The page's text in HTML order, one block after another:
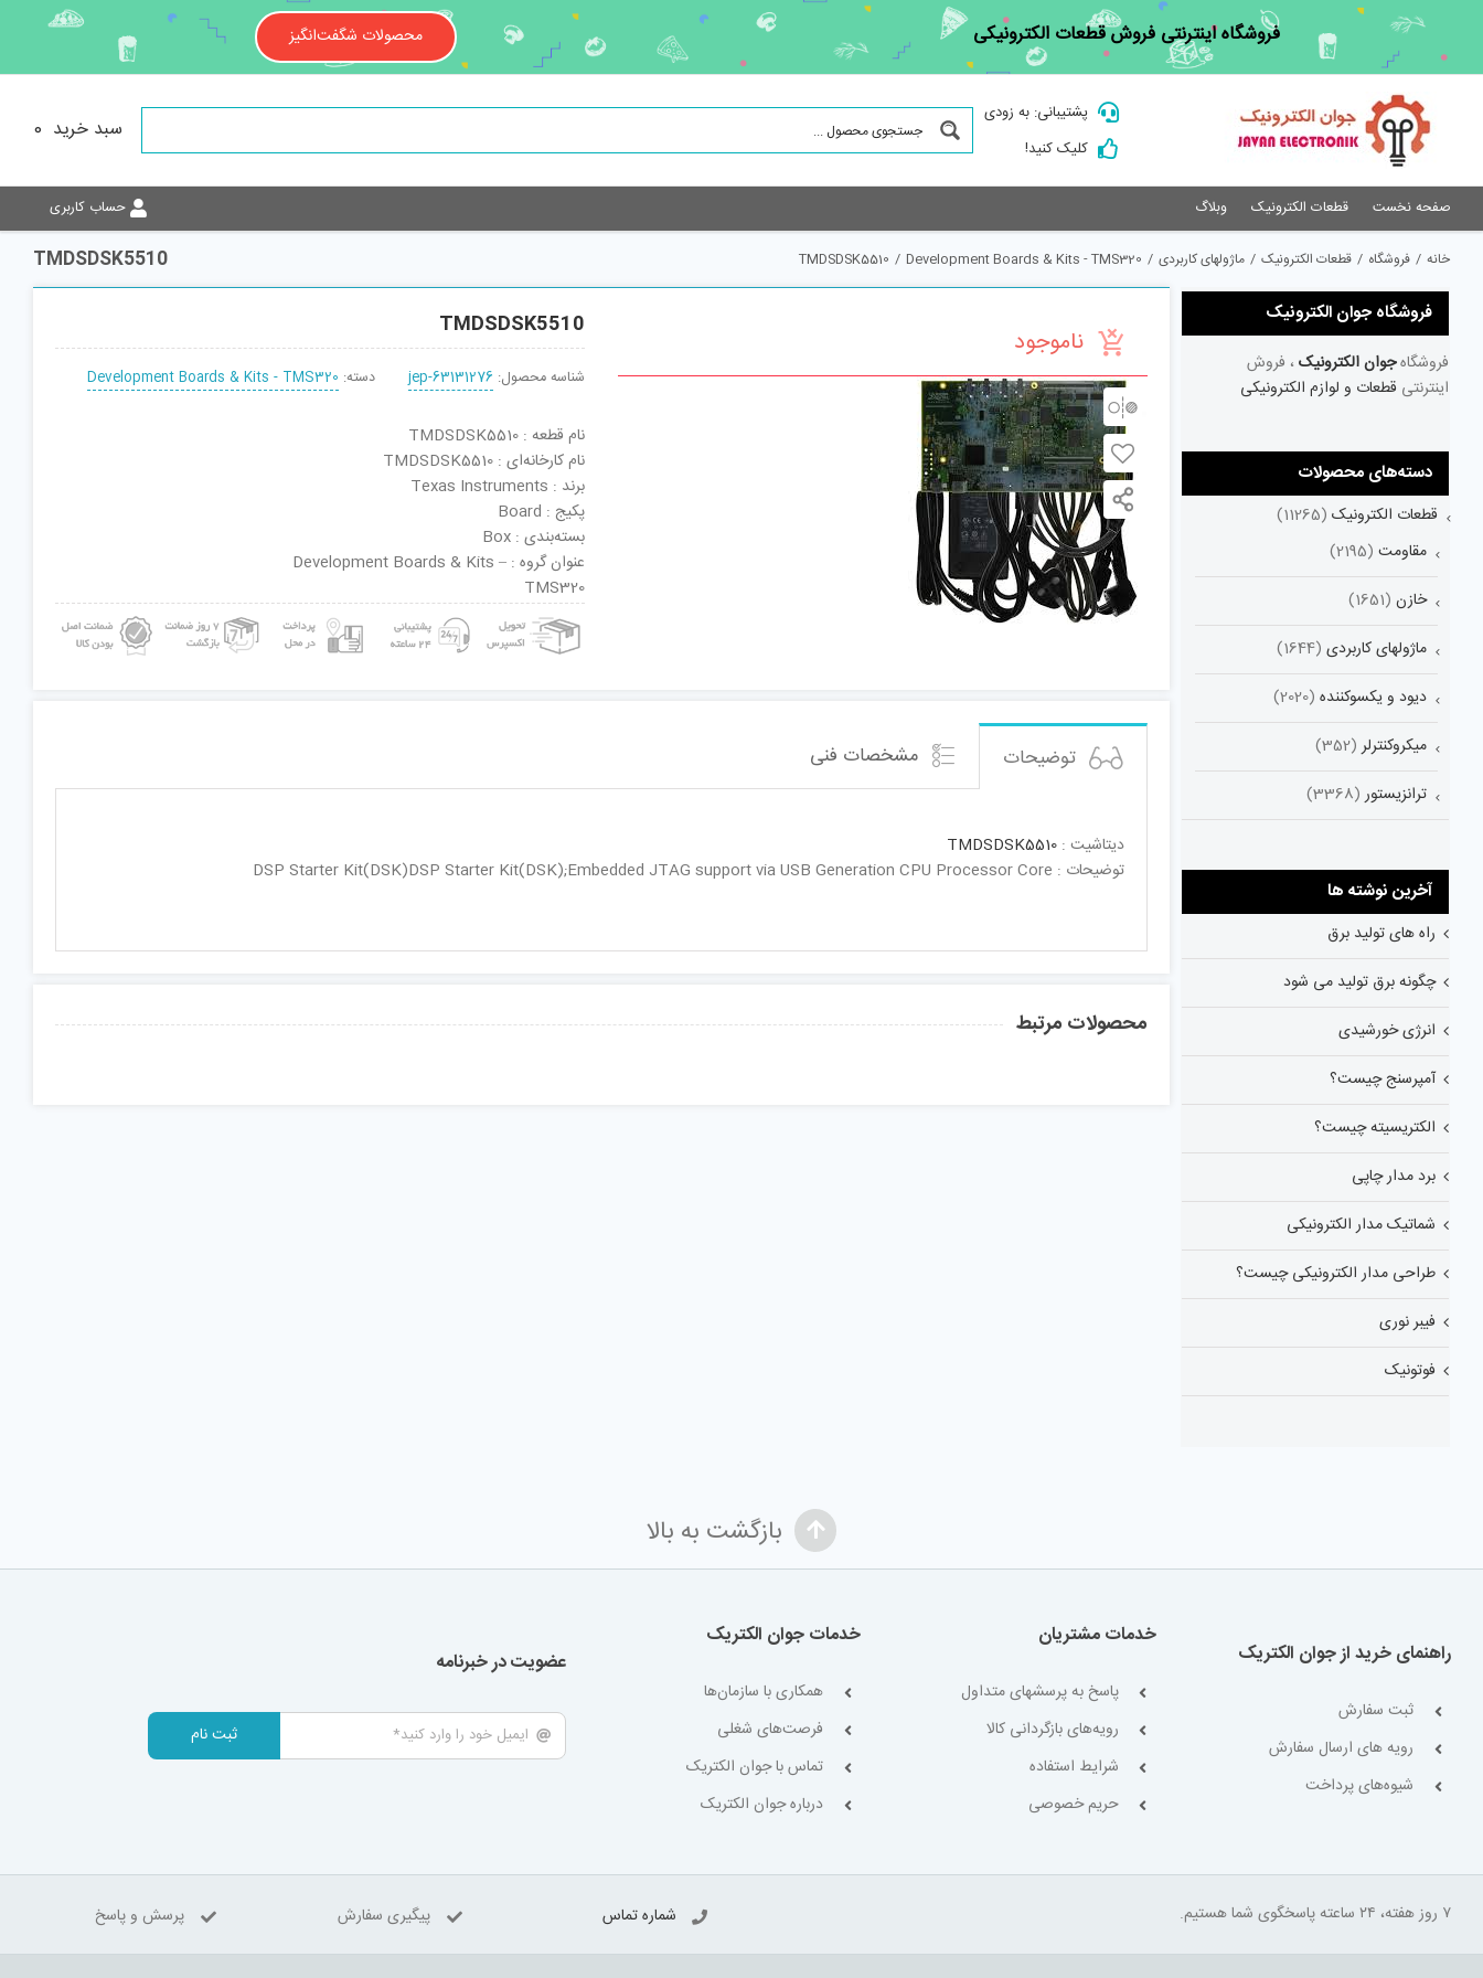
content
فروشگاه اینترنتی فروش قطعات الکترونیکی محصولات شگفت‌انگیز
پشتیبانی: به زودی
کلیک کنید!
سبد خرید 0
صفحه نخست قطعات الکترونیک وبلاگ حساب کاربری
TMDSDSK5510 خانه / فروشگاه / قطعات الکترونیک / ماژولهای کاربردی /
Development Boards & Kits - TMS320
/
TMDSDSK5510
ناموجود TMDSDSK5510
شناسه محصول: jep-63131276 دسته: Development Boards & Kits - TMS320
نام قطعه : TMDSDSK5510
نام کارخانه‌ای : TMDSDSK5510
برند : Texas Instruments
پکیج : Board
بسته‌بندی : Box
عنوان گروه : Development Boards & Kits –
TMS320
توضیحات مشخصات فنی
دیتاشیت : TMDSDSK5510
توضیحات : DSP Starter Kit(DSK)DSP Starter Kit(DSK);Embedded JTAG support via USB Generation CPU Processor Core
محصولات مرتبط
فروشگاه جوان الکترونیک
فروشگاهجوان الکترونیک ، فروش
اینترنتی قطعات و لوازم الکترونیکی
دسته‌های محصولات
قطعات الکترونیک (11265)
مقاومت (2195)
خازن (1651)
ماژولهای کاربردی (1644)
دیود و یکسوکننده (2020)
میکروکنترلر (352)
ترانزیستور (3368)
آخرین نوشته ها
راه های تولید برق
چگونه برق تولید می شود
انرژی خورشیدی
آمپرسنج چیست؟
الکتریسیته چیست؟
برد مدار چاپی
شماتیک مدار الکترونیکی
طراحی مدار الکترونیکی چیست؟
فیبر نوری
فوتونیک
بازگشت به بالا
راهنمای خرید از جوان الکتریک
ثبت سفارش
رویه های ارسال سفارش
شیوه‌های پرداخت
خدمات مشتریان
پاسخ به پرسشهای متداول
رویه‌های بازگردانی کالا
شرایط استفاده
حریم خصوصی
خدمات جوان الکتریک
همکاری با سازمان‌ها
فرصت‌های شغلی
تماس با جوان الکتریک
درباره جوان الکتریک
عضویت در خبرنامه
ثبت نام
۷ روز هفته، ۲۴ ساعته پاسخگوی شما هستیم. شماره تماس پیگیری سفارش پرسش و پاسخ